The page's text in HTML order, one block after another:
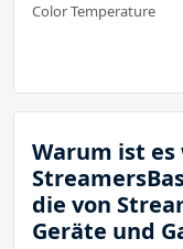
Color Temperature
Warum ist
die von
Geräte und